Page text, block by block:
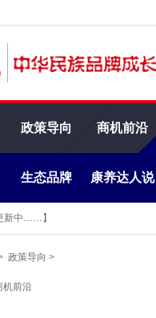
政策导向 商机前沿
生态品牌 康养达人说
新中……】
政策导向 >
机前沿